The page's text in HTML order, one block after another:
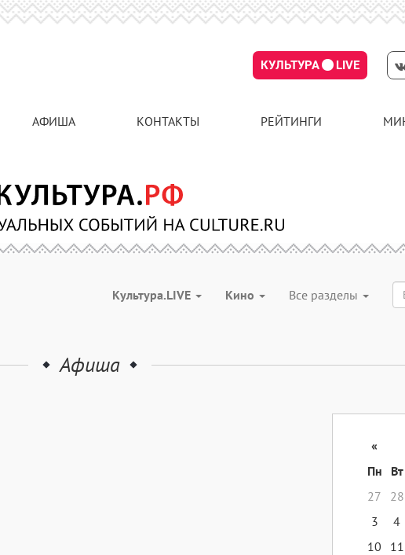
КУЛЬТУРА LIVE
АФИША КОНТАКТЫ РЕЙТИНГИ
Культура.LIVE Кино Все разделы
Афиша
«
Пн
Вт
27
28
3
4
10
11